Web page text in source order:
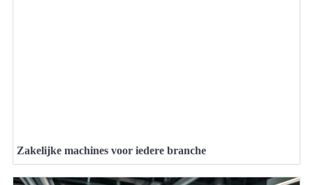
Zakelijke machines voor iedere branche